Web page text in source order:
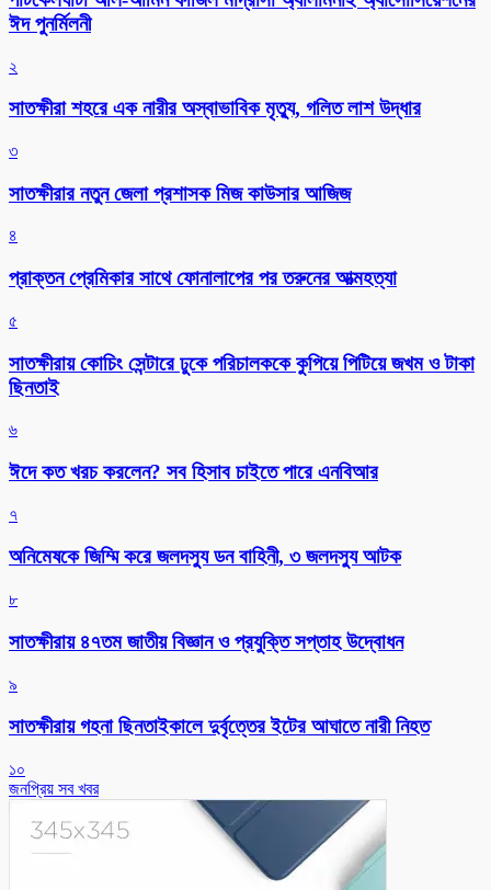
ঈদ পুনর্মিলনী
২
সাতক্ষীরা শহরে এক নারীর অস্বাভাবিক মৃত্যু, গলিত লাশ উদ্ধার
৩
সাতক্ষীরার নতুন জেলা প্রশাসক মিজ কাউসার আজিজ
৪
প্রাক্তন প্রেমিকার সাথে ফোনালাপের পর তরুনের আত্মহত্যা
৫
সাতক্ষীরায় কোচিং সেন্টারে ঢুকে পরিচালককে কুপিয়ে পিটিয়ে জখম ও টাকা
ছিনতাই
৬
ঈদে কত খরচ করলেন? সব হিসাব চাইতে পারে এনবিআর
৭
অনিমেষকে জিম্মি করে জলদস্যু ডন বাহিনী, ৩ জলদস্যু আটক
৮
সাতক্ষীরায় ৪৭তম জাতীয় বিজ্ঞান ও প্রযুক্তি সপ্তাহ উদ্বোধন
৯
সাতক্ষীরায় গহনা ছিনতাইকালে দুর্বৃত্তের ইটের আঘাতে নারী নিহত
১০
জনপ্রিয় সব খবর